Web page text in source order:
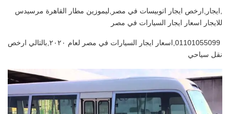
,ايجار,ارخص ايجار اتوبيسات في مصر,ليموزين مطار القاهرة مرسيدس
للايجار اسعار ايجار السيارات في مصر
01101055099,اسعار ايجار السيارات في مصر لعام ٢٠٢٠,بالتالي ارخص
نقل سياحي